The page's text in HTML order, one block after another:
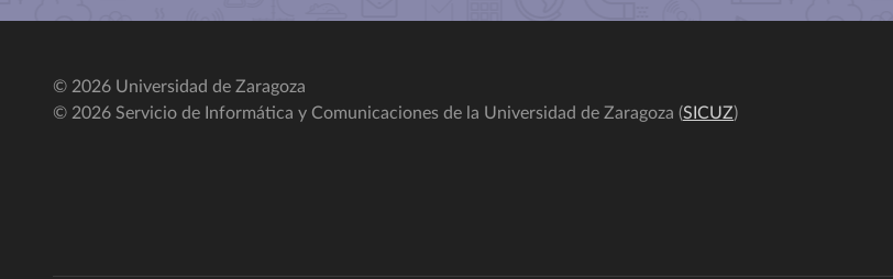
© 2026 Universidad de Zaragoza
© 2026 Servicio de Informática y Comunicaciones de la Universidad de Zaragoza (SICUZ)